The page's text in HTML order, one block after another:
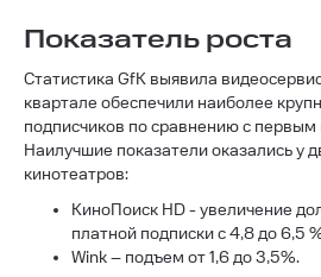
Показатель роста
Статистика GfK выявила
квартале обеспечили наиболее
подписчиков по сравнению с первым
Наилучшие показатели оказались у
кинотеатров:
КиноПоиск HD - увеличение
платной подписки с 4,8 до 6,5
Wink – подъем от 1,6 до 3,5%.